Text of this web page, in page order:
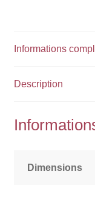
Informations
Description
Dimensions